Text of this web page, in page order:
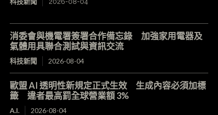
消委會與機電署簽署合作備忘錄 加強家用電器及
氣體用具聯合測試與資訊交流
科技新聞 2026-08-04
歐盟 AI 透明性新規定正式生效 生成內容必須加標
籤 違者最高罰全球營業額 3%
A.I. 2026-08-04